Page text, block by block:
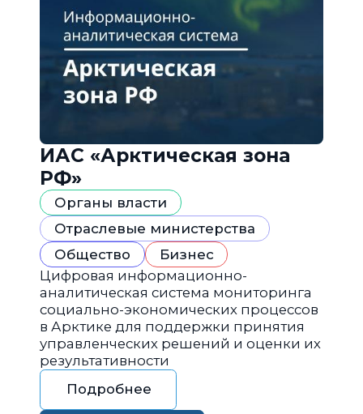
ИАС «Арктическая зона
РФ»
Органы власти
Отраслевые министерства
Общество
Бизнес
Цифровая информационно-
аналитическая система мониторинга
социально-экономических процессов
в Арктике для поддержки принятия
управленческих решений и оценки их
результативности
Подробнее